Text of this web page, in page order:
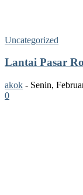
Uncategorized
Lantai Pasar
akok - Senin,
0